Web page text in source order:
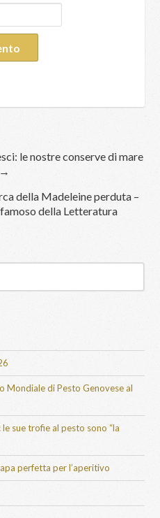
le nostre conserve di mare
→
della Madeleine perduta –
della Letteratura
Mondiale di Pesto Genovese al
sue trofie al pesto sono “la
perfetta per l’aperitivo